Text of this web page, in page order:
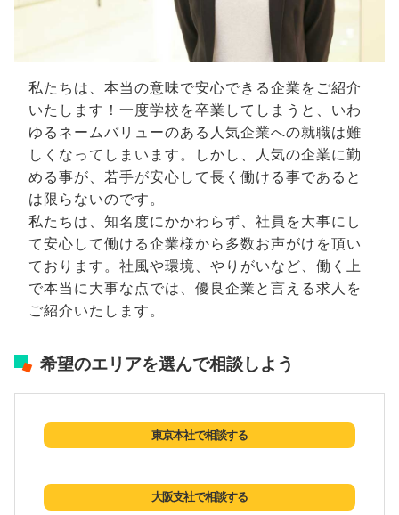
私たちは、本当の意味で安心できる企業をご紹介
いたします！一度学校を卒業してしまうと、いわ
ゆるネームバリューのある人気企業への就職は難
しくなってしまいます。しかし、人気の企業に勤
める事が、若手が安心して長く働ける事であると
は限らないのです。
私たちは、知名度にかかわらず、社員を大事にし
て安心して働ける企業様から多数お声がけを頂い
ております。社風や環境、やりがいなど、働く上
で本当に大事な点では、優良企業と言える求人を
ご紹介いたします。
希望のエリアを選んで相談しよう
東京本社で相談する
大阪支社で相談する